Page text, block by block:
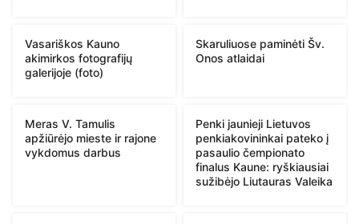
Vasariškos Kauno
akimirkos fotografijų
galerijoje (foto)
Skaruliuose paminėti Šv.
Onos atlaidai
Meras V. Tamulis
apžiūrėjo mieste ir rajone
vykdomus darbus
Penki jaunieji Lietuvos
penkiakovininkai pateko į
pasaulio čempionato
finalus Kaune: ryškiausiai
sužibėjo Liutauras Valeika